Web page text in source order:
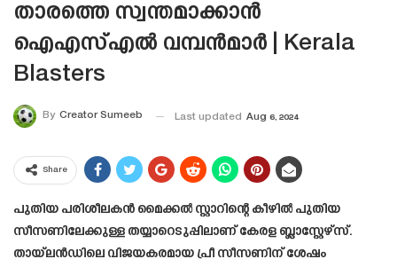
താരത്തെ സ്വന്തമാക്കാൻ
ഐഎസ്എൽ വമ്പൻമാർ | Kerala
Blasters
By Creator Sumeeb Last updated Aug 6, 2024
Share
പുതിയ പരിശീലകൻ മൈക്കൽ സ്റ്റാറിന്റെ കീഴിൽ പുതിയ
സീസണിലേക്കുള്ള തയ്യാറെടുപ്പിലാണ് കേരള ബ്ലാസ്റ്റേഴ്‌സ്.
തായ്‌ലൻഡിലെ വിജയകരമായ പ്രീ സീസണിന് ശേഷം